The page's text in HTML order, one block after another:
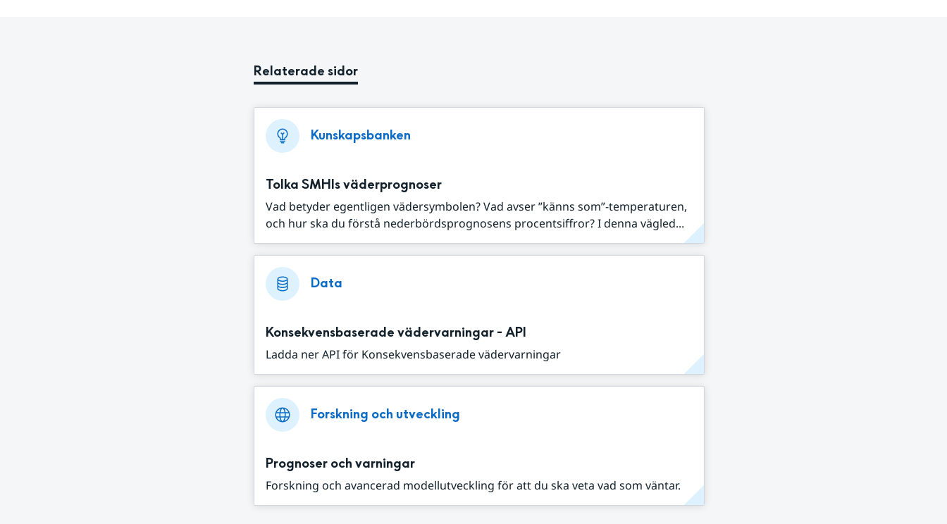
Relaterade sidor
Kunskapsbanken
Tolka SMHIs väderprognoser
Vad betyder egentligen vädersymbolen? Vad avser ”känns som”-temperaturen,
och hur ska du förstå nederbördsprognosens procentsiffror? I denna vägled...
Data
Konsekvensbaserade vädervarningar - API
Ladda ner API för Konsekvensbaserade vädervarningar
Forskning och utveckling
Prognoser och varningar
Forskning och avancerad modellutveckling för att du ska veta vad som väntar.